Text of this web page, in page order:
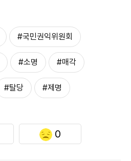
#국민권익위원회
#소명 #매각
#탈당 #제명
0